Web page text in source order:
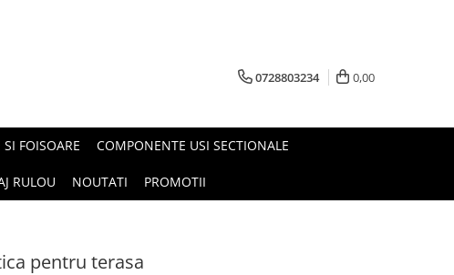
0728803234 0,00
FOISOARE COMPONENTE USI SECTIONALE
RULOU NOUTATI PROMOTII
pentru terasa